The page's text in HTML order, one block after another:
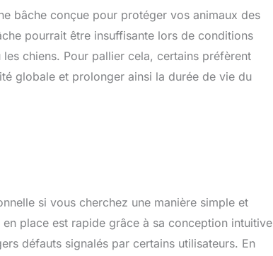
bâche conçue pour protéger vos animaux des
pourrait être insuffisante lors de conditions
chiens. Pour pallier cela, certains préfèrent
globale et prolonger ainsi la durée de vie du
si vous cherchez une manière simple et
place est rapide grâce à sa conception intuitive
défauts signalés par certains utilisateurs. En